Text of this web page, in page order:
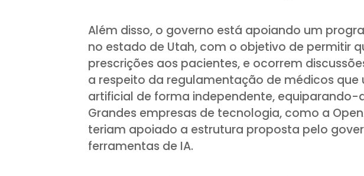
Além disso, o governo está apoiando um
no estado de Utah, com o objetivo de permitir
prescrições aos pacientes, e ocorrem
a respeito da regulamentação de médicos que
artificial de forma independente,
Grandes empresas de tecnologia, como a
teriam apoiado a estrutura proposta pelo
ferramentas de IA.